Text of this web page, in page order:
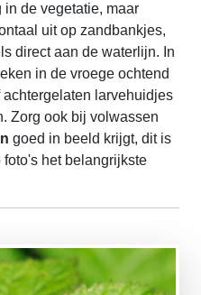
in de vegetatie, maar
uit op zandbankjes,
direct aan de waterlijn. In
in de vroege ochtend
larvehuidjes
Zorg ook bij volwassen
goed in beeld krijgt, dit is
het belangrijkste